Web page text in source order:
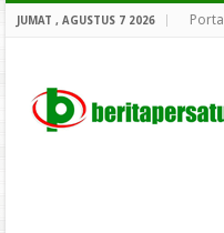
JUMAT , AGUSTUS 7 2026